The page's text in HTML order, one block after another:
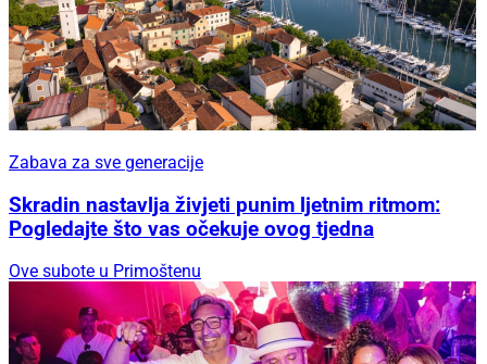
Zabava za sve generacije
Skradin nastavlja živjeti punim ljetnim ritmom:
Pogledajte što vas očekuje ovog tjedna
Ove subote u Primoštenu